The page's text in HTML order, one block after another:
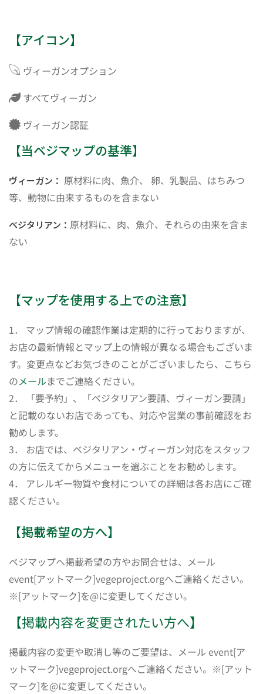
【アイコン】
ヴィーガンオプション
すべてヴィーガン
ヴィーガン認証
【当ベジマップの基準】
ヴィーガン： 原材料に肉、魚介、 卵、乳製品、はちみつ
等、動物に由来するものを含まない
ベジタリアン： 原材料に、肉、魚介、それらの由来を含ま
ない
【マップを使用する上での注意】
1． マップ情報の確認作業は定期的に行っておりますが、
お店の最新情報とマップ上の情報が異なる場合もございま
す。変更点などお気づきのことがございましたら、こちら
のメールまでご連絡ください。
2． 「要予約」、「ベジタリアン要請、ヴィーガン要請」
と記載のないお店であっても、対応や営業の事前確認をお
勧めします。
3． お店では、ベジタリアン・ヴィーガン対応をスタッフ
の方に伝えてからメニューを選ぶことをお勧めします。
4． アレルギー物質や食材についての詳細は各お店にご確
認ください。
【掲載希望の方へ】
ベジマップへ掲載希望の方やお問合せは、メール
event[アットマーク]vegeproject.orgへご連絡ください。
※[アットマーク]を@に変更してください。
【掲載内容を変更されたい方へ】
掲載内容の変更や取消し等のご要望は、メール event[ア
ットマーク]vegeproject.orgへご連絡ください。※[アット
マーク]を@に変更してください。